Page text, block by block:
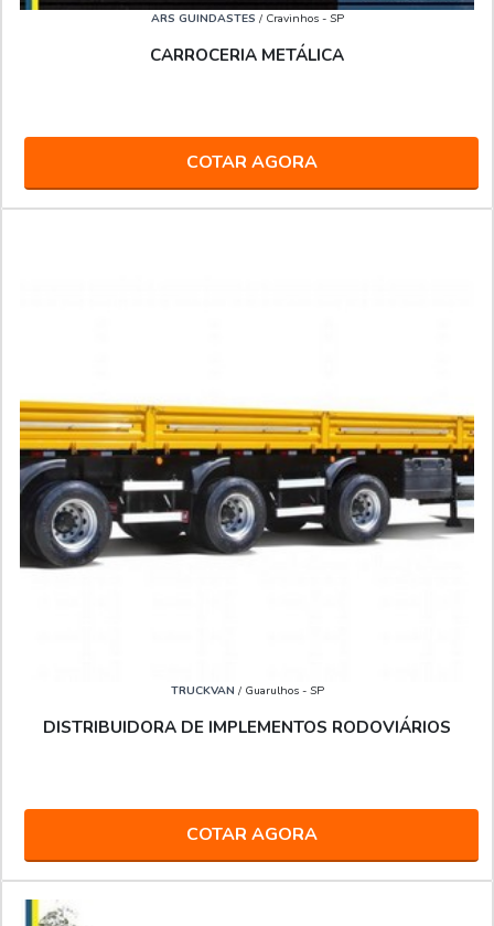
ARS GUINDASTES / Cravinhos - SP
CARROCERIA METÁLICA
COTAR AGORA
TRUCKVAN / Guarulhos - SP
DISTRIBUIDORA DE IMPLEMENTOS RODOVIÁRIOS
COTAR AGORA